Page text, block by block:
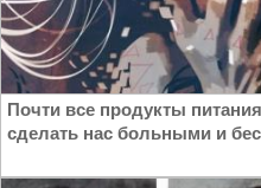
Почти все продукты
сделать нас больными и